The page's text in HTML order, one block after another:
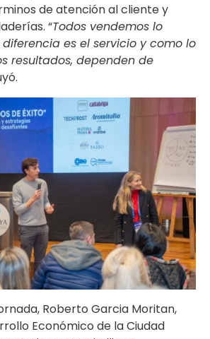
de atención al cliente y
“Todos vendemos lo
es el servicio y como lo
resultados, dependen de
Roberto Garcia Moritan,
Económico de la Ciudad